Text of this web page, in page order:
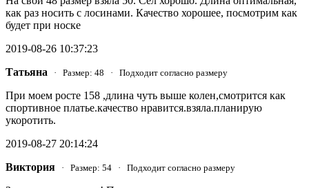
как раз носить с лосинами. Качество хорошее, посмотрим как
будет при носке
2019-08-26 10:37:23
Татьяна · Размер: 48 · Подходит согласно размеру
При моем росте 158 ,длина чуть выше колен,смотрится как
спортивное платье.качество нравится.взяла.планирую
укоротить.
2019-08-27 20:14:24
Виктория · Размер: 54 · Подходит согласно размеру